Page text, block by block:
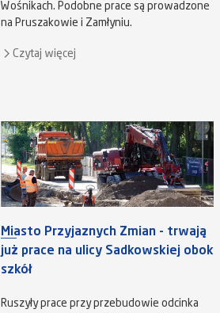
Wośnikach. Podobne prace są prowadzone
na Pruszakowie i Zamłyniu.
Czytaj więcej
Miasto Przyjaznych Zmian - trwają
już prace na ulicy Sadkowskiej obok
szkół
Ruszyły prace przy przebudowie odcinka